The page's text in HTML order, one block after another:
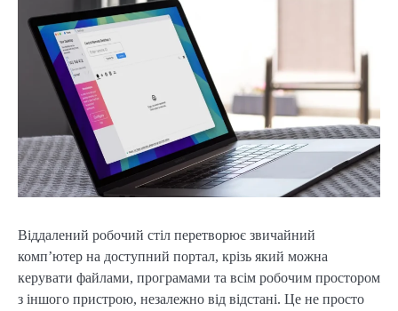
Віддалений робочий стіл перетворює звичайний
комп’ютер на доступний портал, крізь який можна
керувати файлами, програмами та всім робочим простором
з іншого пристрою, незалежно від відстані. Це не просто